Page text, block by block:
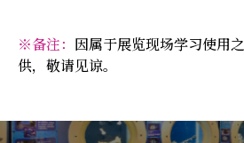
※备注： 因属于展览现场学习使用
供，敬请见谅。